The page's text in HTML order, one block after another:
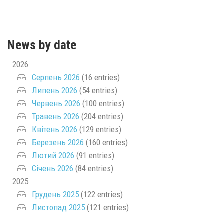
News by date
2026
Серпень 2026 (16 entries)
Липень 2026 (54 entries)
Червень 2026 (100 entries)
Травень 2026 (204 entries)
Квітень 2026 (129 entries)
Березень 2026 (160 entries)
Лютий 2026 (91 entries)
Січень 2026 (84 entries)
2025
Грудень 2025 (122 entries)
Листопад 2025 (121 entries)